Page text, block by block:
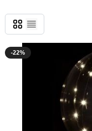
Grid
List
-22%